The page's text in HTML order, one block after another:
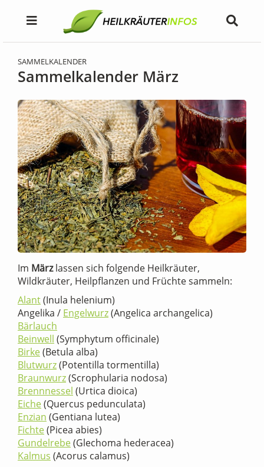
SAMMELKALENDER
Sammelkalender März
Im Märzlassen sich folgende Heilkräuter,
Wildkräuter, Heilpflanzen und Früchte sammeln:
Alant(Inula helenium)
Angelika / Engelwurz(Angelica archangelica)
Bärlauch
Beinwell (Symphytum officinale)
Birke(Betula alba)
Blutwurz(Potentilla tormentilla)
Braunwurz(Scrophularia nodosa)
Brennnessel (Urtica dioica)
Eiche(Quercus pedunculata)
Enzian (Gentiana lutea)
Fichte(Picea abies)
Gundelrebe(Glechoma hederacea)
Kalmus (Acorus calamus)